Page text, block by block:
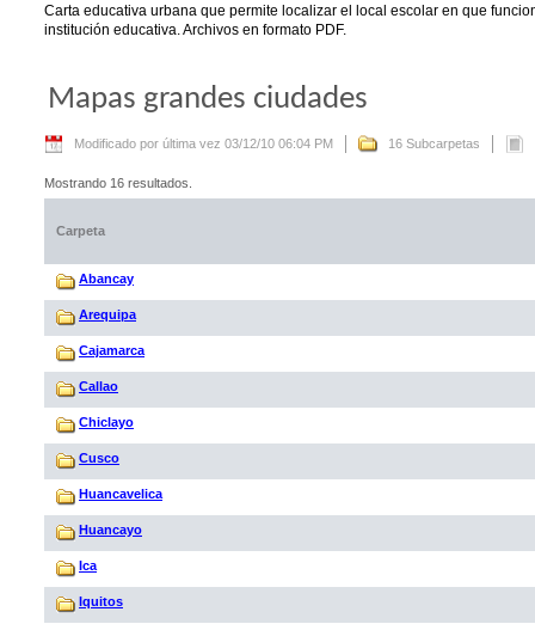
Carta educativa urbana que permite localizar el local escolar en que
institución educativa. Archivos en formato PDF.
Mapas grandes ciudades
Modificado por última vez 03/12/10 06:04 PM 16 Subcarpetas
Mostrando 16 resultados.
Carpeta
Abancay
Arequipa
Cajamarca
Callao
Chiclayo
Cusco
Huancavelica
Huancayo
Ica
Iquitos